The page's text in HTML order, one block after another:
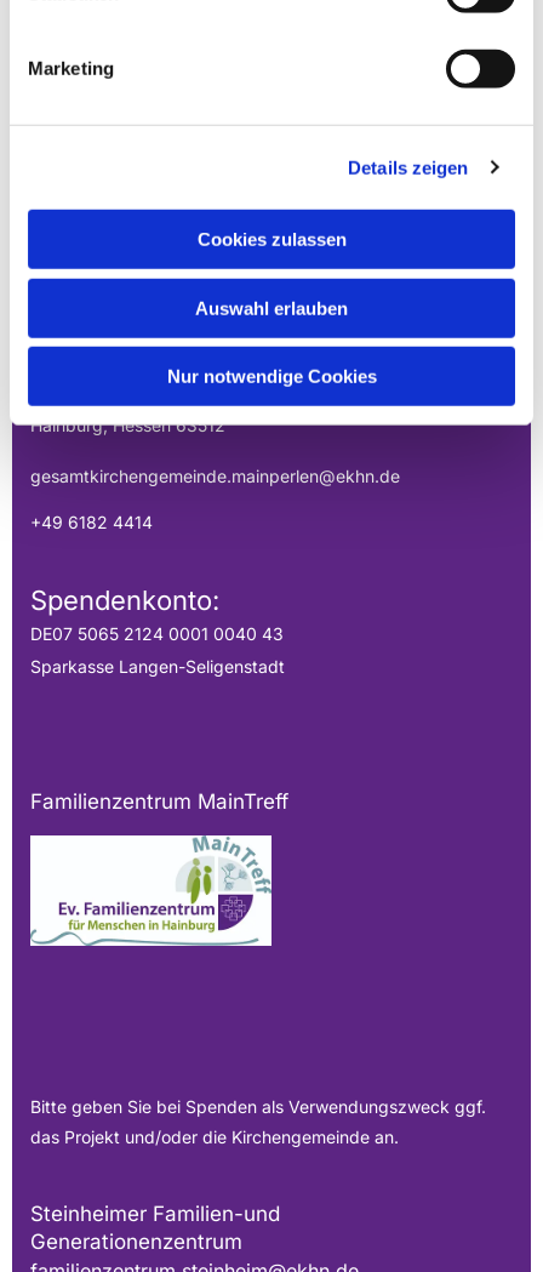
Marketing
Details zeigen
Cookies zulassen
Auswahl erlauben
Nur notwendige Cookies
EVANGELISCHE
GESAMTKIRCHENGEMEINDE DER
MAINPERLEN
Hainburg, Hessen 63512
gesamtkirchengemeinde.mainperlen@ekhn.de
+49 6182 4414
Spendenkonto:
DE07 5065 2124 0001 0040 43
Sparkasse Langen-Seligenstadt
Familienzentrum MainTreff
Bitte geben Sie bei Spenden als Verwendungszweck ggf.
das Projekt und/oder die Kirchengemeinde an.
Steinheimer Familien-und
Generationenzentrum